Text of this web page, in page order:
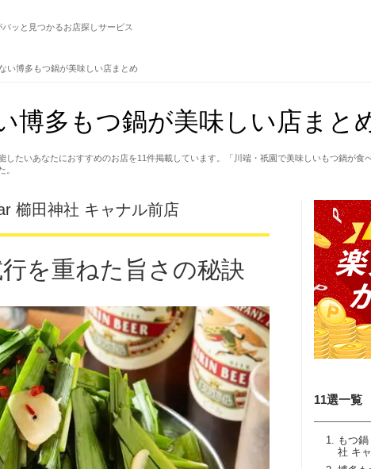
パッと見つかるお店探しサービス
い博多もつ鍋が美味しい店まとめ
博多もつ鍋が美味しい店まと
したいあなたにおすすめのお店を11件掲載しています。「川端・祇園で美味しいもつ鍋が食
。
11選一覧
もつ
社 キ
櫛田神社 キャナル前店
を重ねた旨さの秘訣